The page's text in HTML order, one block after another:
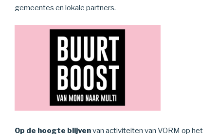
gemeentes en lokale partners.
Op de hoogte blijvenvan activiteiten van VORM op het